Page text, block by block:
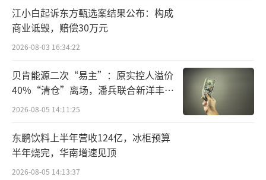
发布国内首款具有IP核高算力自动驾驶芯片华
山A100；2023年4月，发布行业内首个集成自
3及以上，目前正在开发设计算力超过250TOPS
的华山A2000，预计2024年推出。其中华山A10
0/A100L SoC已于2022年开始量产，交付2.5万
片，截至2024年3月，黑芝麻SoC产品出货量合
计超过15.6万片。
江小白起诉东方甄选案结果公布：构成
商业诋毁，赔偿30万元
2026-08-03 16:34:22
贝肯能源二次“易主”：原实控人溢价
40%“清仓”离场，潘兵联合新洋丰、
宏科百世拟入主
2026-08-05 14:11:25
东鹏饮料上半年营收124亿，冰柜预算
半年烧完，华南增速见顶
2026-08-05 14:13:37